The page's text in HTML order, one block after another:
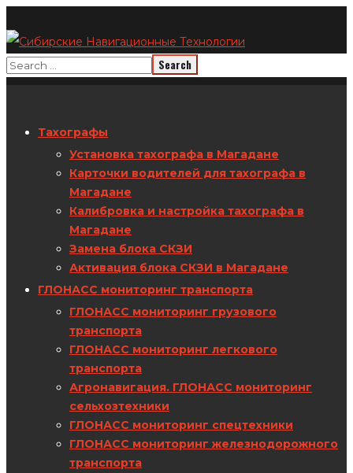
Тахографы
Установка тахографа в Магадане
Карточки водителей для тахографа в
Магадане
Калибровка и настройка тахографа в
Магадане
Замена блока СКЗИ
Активация блока СКЗИ в Магадане
ГЛОНАСС мониторинг транспорта
ГЛОНАСС мониторинг грузового
транспорта
ГЛОНАСС мониторинг легкового
транспорта
Агронавигация. ГЛОНАСС мониторинг
сельхозтехники
ГЛОНАСС мониторинг спецтехники
ГЛОНАСС мониторинг железнодорожного
транспорта